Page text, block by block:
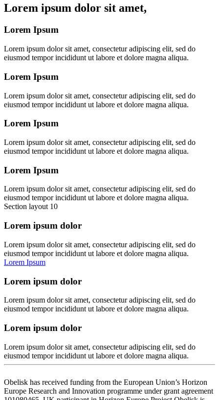
Lorem ipsum dolor sit amet,
Lorem Ipsum
Lorem ipsum dolor sit amet, consectetur adipiscing elit, sed do
eiusmod tempor incididunt ut labore et dolore magna aliqua.
Lorem Ipsum
Lorem ipsum dolor sit amet, consectetur adipiscing elit, sed do
eiusmod tempor incididunt ut labore et dolore magna aliqua.
Lorem Ipsum
Lorem ipsum dolor sit amet, consectetur adipiscing elit, sed do
eiusmod tempor incididunt ut labore et dolore magna aliqua.
Lorem Ipsum
Lorem ipsum dolor sit amet, consectetur adipiscing elit, sed do
eiusmod tempor incididunt ut labore et dolore magna aliqua.
Section layout 10
Lorem ipsum dolor
Lorem ipsum dolor sit amet, consectetur adipiscing elit, sed do
eiusmod tempor incididunt ut labore et dolore magna aliqua.
Lorem Ipsum
Lorem ipsum dolor
Lorem ipsum dolor sit amet, consectetur adipiscing elit, sed do
eiusmod tempor incididunt ut labore et dolore magna aliqua.
Lorem ipsum dolor
Lorem ipsum dolor sit amet, consectetur adipiscing elit, sed do
eiusmod tempor incididunt ut labore et dolore magna aliqua.
Obelisk has received funding from the European Union’s Horizon
Europe Research and Innovation programme under grant agreement